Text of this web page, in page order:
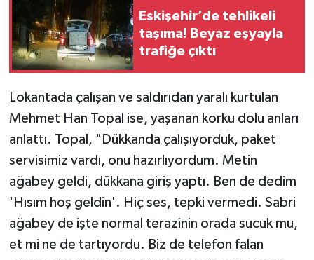
Eskişehir’de tehlikeli
taşıma! Beyaz eşyayla
trafiğe çıktı
Lokantada çalışan ve saldırıdan yaralı kurtulan
Mehmet Han Topal ise, yaşanan korku dolu anları
anlattı. Topal, "Dükkanda çalışıyorduk, paket
servisimiz vardı, onu hazırlıyordum. Metin
ağabey geldi, dükkana giriş yaptı. Ben de dedim
'Hısım hoş geldin'. Hiç ses, tepki vermedi. Sabri
ağabey de işte normal terazinin orada sucuk mu,
et mi ne de tartıyordu. Biz de telefon falan